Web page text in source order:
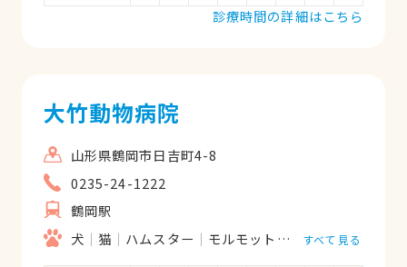
診療時間の詳細はこちら
大竹動物病院
山形県鶴岡市日吉町4-8
0235-24-1222
鶴岡駅
犬
猫 ハムスター モルモット フェレット
すべて見る